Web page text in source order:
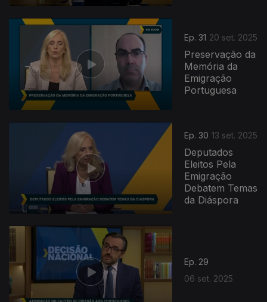
Ep. 31 20 set. 2025
Preservação da
Memória da
Emigração
Portuguesa
Ep. 30 13 set. 2025
Deputados
Eleitos Pela
Emigração
Debatem Temas
da Diáspora
Ep. 29
06 set. 2025
866897